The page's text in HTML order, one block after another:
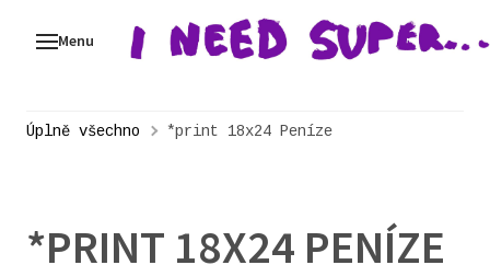
Menu
Úplně všechno *print 18x24 Peníze
*PRINT 18X24 PENÍZE